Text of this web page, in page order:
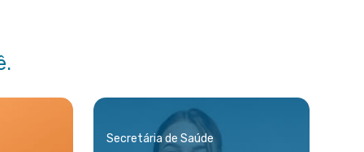
Secretária de Saúde